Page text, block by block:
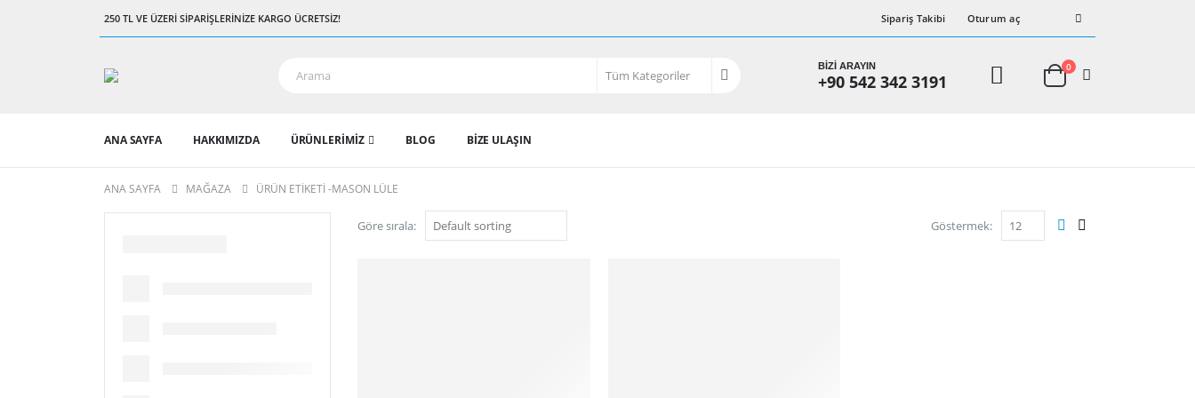
250 TL VE ÜZERI SIPARIŞLERINIZE KARGO ÜCRETSIZ! Sipariş Takibi Oturum aç
BİZİ ARAYIN
+90 542 342 3191
0
ANA SAYFA HAKKIMIZDA ÜRÜNLERIMIZ BLOG BIZE ULAŞIN
ANA SAYFA MAĞAZA ÜRÜN ETIKETI -MASON LÜLE
Göre sırala: Göstermek: